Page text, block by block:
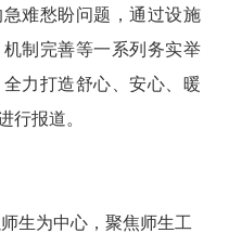
难愁盼问题，通过设施
制完善等一系列务实举
力打造舒心、安心、暖
行报道。
生为中心，聚焦师生工